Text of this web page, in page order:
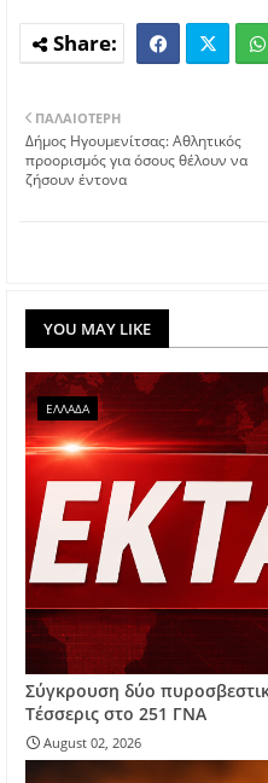
ΠΑΛΑΙΌΤΕΡΗ
Δήμος Ηγουμενίτσας: Αθλητικός
προορισμός για όσους θέλουν να
ζήσουν έντονα
YOU MAY LIKE
ΕΛΛΑΔΑ
Σύγκρουση δύο
Τέσσερις στο 251 ΓΝΑ
August 02, 2026